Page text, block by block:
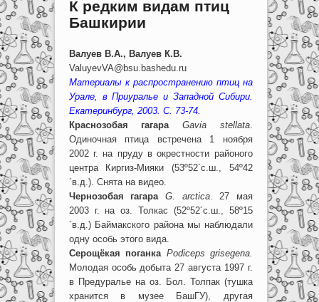
К редким видам птиц
Башкирии
Валуев В.А., Валуев К.В.
ValuyevVA@bsu.bashedu.ru
Материалы к распространению птиц на
Урале, в Приуралье и Западной Сибири.
Екатеринбург, 2003. С. 73-74.
Краснозобая гагара
Gavia stellata.
Одиночная птица встречена 1 ноября
2002 г. на пруду в окрестности районого
центра Киргиз-Мияки (53º52´с.ш., 54º42
´в.д.). Снята на видео.
Чернозобая гагара
G. arctica. 27 мая
2003 г. на оз. Толкас (52º52´с.ш., 58º15
´в.д.) Баймакского района мы наблюдали
одну особь этого вида.
Серощёкая поганка Podiceps grisegena.
Молодая особь добыта 27 августа 1997 г.
в Предуралье на оз. Бол. Толпак (тушка
хранится в музее БашГУ), другая